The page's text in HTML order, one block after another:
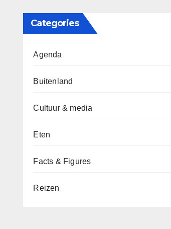
Categories
Agenda
Buitenland
Cultuur & media
Eten
Facts & Figures
Reizen